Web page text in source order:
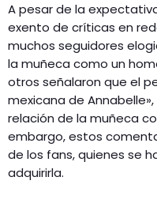
A pesar de la
exento de críticas en
muchos seguidores
la muñeca como un
otros señalaron que el
mexicana de
relación de la muñeca
embargo, estos
de los fans, quienes se
adquirirla​.